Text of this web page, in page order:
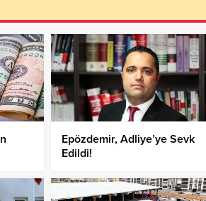
Epözdemir, Adliye’ye Sevk
Edildi!